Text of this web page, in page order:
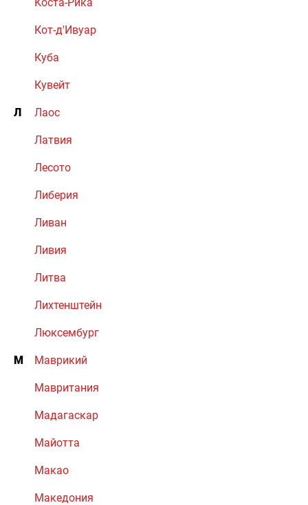
Кот-д'Ивуар
Куба
Кувейт
Л Лаос
Латвия
Лесото
Либерия
Ливан
Ливия
Литва
Лихтенштейн
Люксембург
М Маврикий
Мавритания
Мадагаскар
Майотта
Макао
Македония